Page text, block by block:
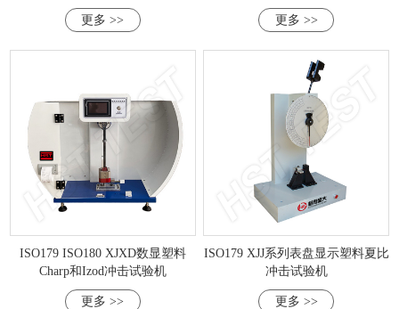
更多 >> 更多 >>
ISO179 ISO180 XJXD数显塑料
Charp和Izod冲击试验机
更多 >>
ISO179 XJJ系列表盘显示塑料夏比
冲击试验机
更多 >>